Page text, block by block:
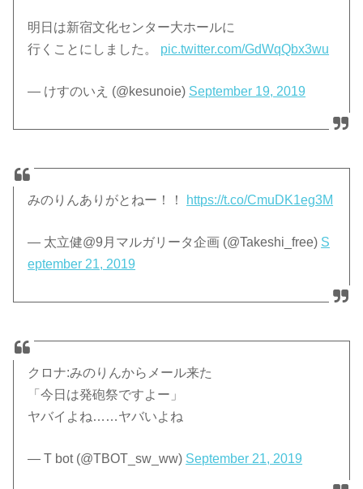
明日は新宿文化センター大ホールに
行くことにしました。 pic.twitter.com/GdWqQbx3wu
— けすのいえ (@kesunoie) September 19, 2019
みのりんありがとねー！！ https://t.co/CmuDK1eg3M
— 太立健@9月マルガリータ企画 (@Takeshi_free) S
eptember 21, 2019
クロナ:みのりんからメール来た
「今日は発砲祭ですよー」
ヤバイよね……ヤバいよね
— T bot (@TBOT_sw_ww) September 21, 2019